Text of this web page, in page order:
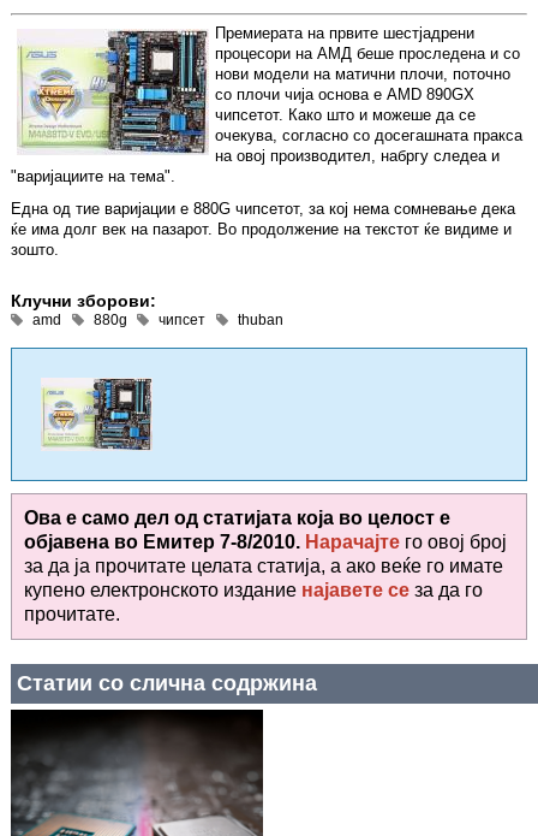
Премиерата на првите шестјадрени
процесори на АМД беше проследена и со
нови модели на матични плочи, поточно
со плочи чија основа е AMD 890GX
чипсетот. Како што и можеше да се
очекува, согласно со досегашната пракса
на овој производител, набргу следеа и
"варијациите на тема".
Една од тие варијации е 880G чипсетот, за кој нема сомневање дека
ќе има долг век на пазарот. Во продолжение на текстот ќе видиме и
зошто.
Клучни зборови:
amd 880g чипсет thuban
Ова е само дел од статијата која во целост е
објавена во Емитер 7-8/2010. Нарачајте го овој број
за да ја прочитате целата статија, а ако веќе го имате
купено електронското издание најавете се за да го
прочитате.
Статии со слична содржина